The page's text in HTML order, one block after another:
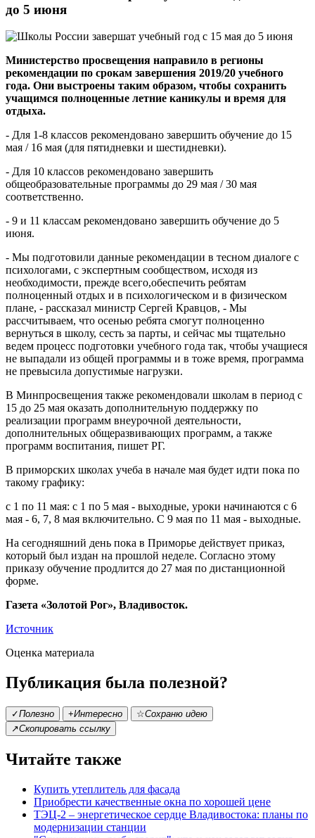
до 5 июня
Министерство просвещения направило в регионы
рекомендации по срокам завершения 2019/20 учебного
года. Они выстроены таким образом, чтобы сохранить
учащимся полноценные летние каникулы и время для
отдыха.
- Для 1-8 классов рекомендовано завершить обучение до 15
мая / 16 мая (для пятидневки и шестидневки).
- Для 10 классов рекомендовано завершить
общеобразовательные программы до 29 мая / 30 мая
соответственно.
- 9 и 11 классам рекомендовано завершить обучение до 5
июня.
- Мы подготовили данные рекомендации в тесном диалоге с
психологами, с экспертным сообществом, исходя из
необходимости, прежде всего,обеспечить ребятам
полноценный отдых и в психологическом и в физическом
плане, - рассказал министр Сергей Кравцов, - Мы
рассчитываем, что осенью ребята смогут полноценно
вернуться в школу, сесть за парты, и сейчас мы тщательно
ведем процесс подготовки учебного года так, чтобы учащиеся
не выпадали из общей программы и в тоже время, программа
не превысила допустимые нагрузки.
В Минпросвещения также рекомендовали школам в период с
15 до 25 мая оказать дополнительную поддержку по
реализации программ внеурочной деятельности,
дополнительных общеразвивающих программ, а также
программ воспитания, пишет РГ.
В приморских школах учеба в начале мая будет идти пока по
такому графику:
с 1 по 11 мая: с 1 по 5 мая - выходные, уроки начинаются с 6
мая - 6, 7, 8 мая включительно. С 9 мая по 11 мая - выходные.
На сегодняшний день пока в Приморье действует приказ,
который был издан на прошлой неделе. Согласно этому
приказу обучение продлится до 27 мая по дистанционной
форме.
Газета «Золотой Рог», Владивосток.
Источник
Оценка материала
Публикация была полезной?
✓Полезно +Интересно ☆Сохраню идею
↗Скопировать ссылку
Читайте также
Купить утеплитель для фасада
Приобрести качественные окна по хорошей цене
ТЭЦ-2 – энергетическое сердце Владивостока: планы по
модернизации станции